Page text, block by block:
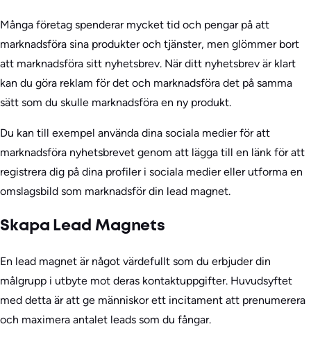
Många företag spenderar mycket tid och pengar på att
marknadsföra sina produkter och tjänster, men glömmer bort
att marknadsföra sitt nyhetsbrev. När ditt nyhetsbrev är klart
kan du göra reklam för det och marknadsföra det på samma
sätt som du skulle marknadsföra en ny produkt.
Du kan till exempel använda dina sociala medier för att
marknadsföra nyhetsbrevet genom att lägga till en länk för att
registrera dig på dina profiler i sociala medier eller utforma en
omslagsbild som marknadsför din lead magnet.
Skapa Lead Magnets
En lead magnet är något värdefullt som du erbjuder din
målgrupp i utbyte mot deras kontaktuppgifter. Huvudsyftet
med detta är att ge människor ett incitament att prenumerera
och maximera antalet leads som du fångar.